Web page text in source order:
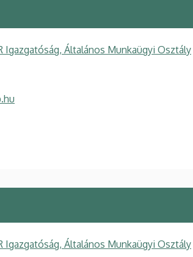
Igazgatóság, Általános Munkaügyi Osztály
Igazgatóság, Általános Munkaügyi Osztály